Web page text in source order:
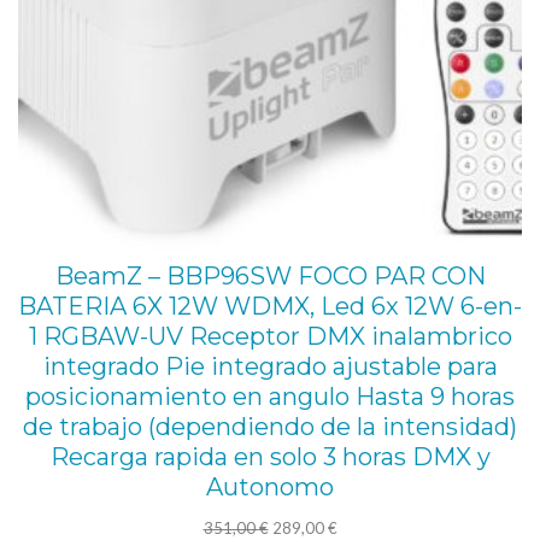
BeamZ – BBP96SW FOCO PAR CON
BATERIA 6X 12W WDMX, Led 6x 12W 6-en-
1 RGBAW-UV Receptor DMX inalambrico
integrado Pie integrado ajustable para
posicionamiento en angulo Hasta 9 horas
de trabajo (dependiendo de la intensidad)
Recarga rapida en solo 3 horas DMX y
Autonomo
351,00€ El
289,00€El